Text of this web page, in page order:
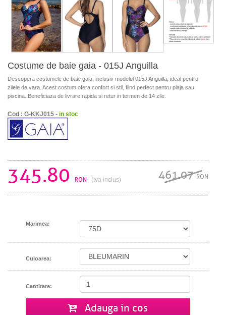
Costume de baie gaia - 015J Anguilla
Descopera costumele de baie gaia, inclusiv modelul 015J Anguilla, ideal pentru
zilele de vara. Acest costum ofera confort si stil, fiind perfect pentru plaja sau
piscina. Beneficiaza de livrare rapida si retur in termen de 14 zile.
Cod : G-KKJ015 - in stoc
345.80 RON (tva inclus) 461.07RON
Marimea:
Culoarea:
Cantitate:
Adauga in cos